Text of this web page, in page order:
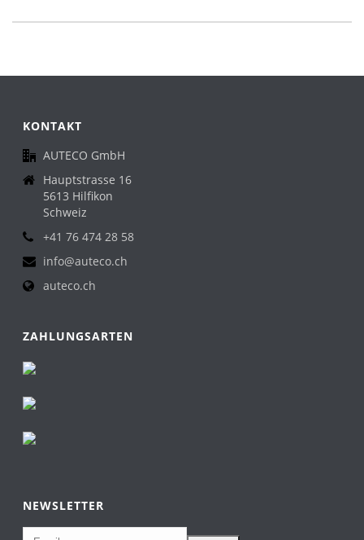
KONTAKT
AUTECO GmbH
Hauptstrasse 16
5613 Hilfikon
Schweiz
+41 76 474 28 58
info@auteco.ch
auteco.ch
ZAHLUNGSARTEN
NEWSLETTER